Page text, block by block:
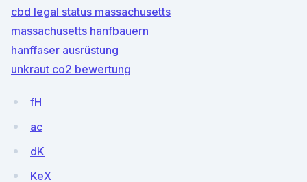
cbd legal status massachusetts
massachusetts hanfbauern
hanffaser ausrüstung
unkraut co2 bewertung
fH
ac
dK
KeX